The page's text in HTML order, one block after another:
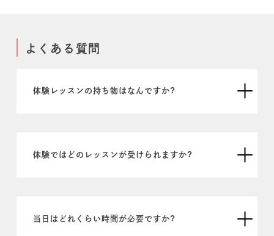
よくある質問
体験レッスンの持ち物はなんですか?
体験ではどのレッスンが受けられますか?
当日はどれくらい時間が必要ですか?